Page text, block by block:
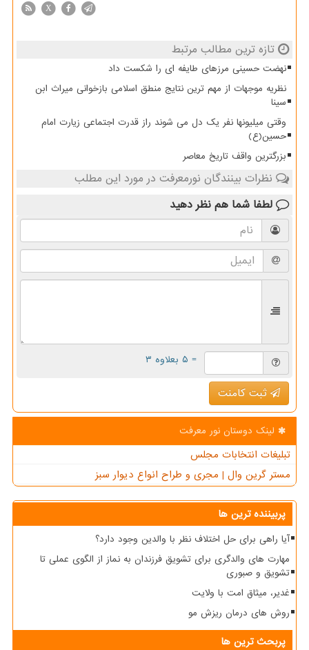
X
تازه ترین مطالب مرتبط
نهضت حسینی مرزهای طایفه ای را شکست داد
نظریه موجهات از مهم ترین نتایج منطق اسلامی بازخوانی میراث ابن
سینا
وقتی میلیونها نفر یک دل می شوند راز قدرت اجتماعی زیارت امام
حسین(ع)
بزرگترین واقف تاریخ معاصر
نظرات بینندگان نورمعرفت در مورد این مطلب
لطفا شما هم نظر دهید
= ۵ بعلاوه ۳
ثبت کامنت
لینک دوستان نور معرفت
تبلیغات انتخابات مجلس
مستر گرین وال | مجری و طراح انواع دیوار سبز
پربیننده ترین ها
آیا راهی برای حل اختلاف نظر با والدین وجود دارد؟
مهارت های والدگری برای تشویق فرزندان به نماز از الگوی عملی تا
تشویق و صبوری
غدیر، میثاق امت با ولایت
روش های درمان ریزش مو
پربحث ترین ها